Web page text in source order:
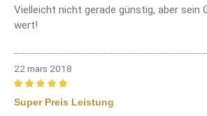
Vielleicht nicht gerade günstig, aber sein
wert!
22 mars 2018
Review with rating of 5 out of 5 stars
Super Preis Leistung